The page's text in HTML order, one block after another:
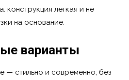
конструкция легкая и не
на основание.
варианты
— стильно и современно, без